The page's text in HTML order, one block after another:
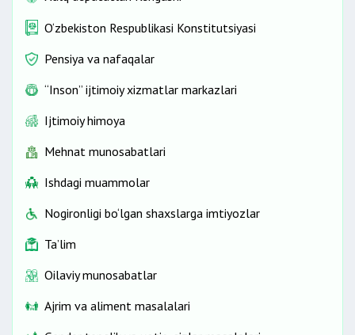
O‘zbekiston Respublikasi Konstitutsiyasi
Pensiya va nafaqalar
“Inson” ijtimoiy xizmatlar markazlari
Ijtimoiy himoya
Mehnat munosabatlari
Ishdagi muammolar
Nogironligi bo‘lgan shaxslarga imtiyozlar
Ta’lim
Oilaviy munosabatlar
Ajrim va aliment masalalari